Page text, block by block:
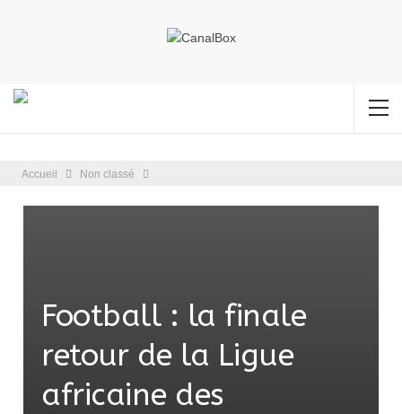
Accueil Non classé
Football : la finale
retour de la Ligue
africaine des